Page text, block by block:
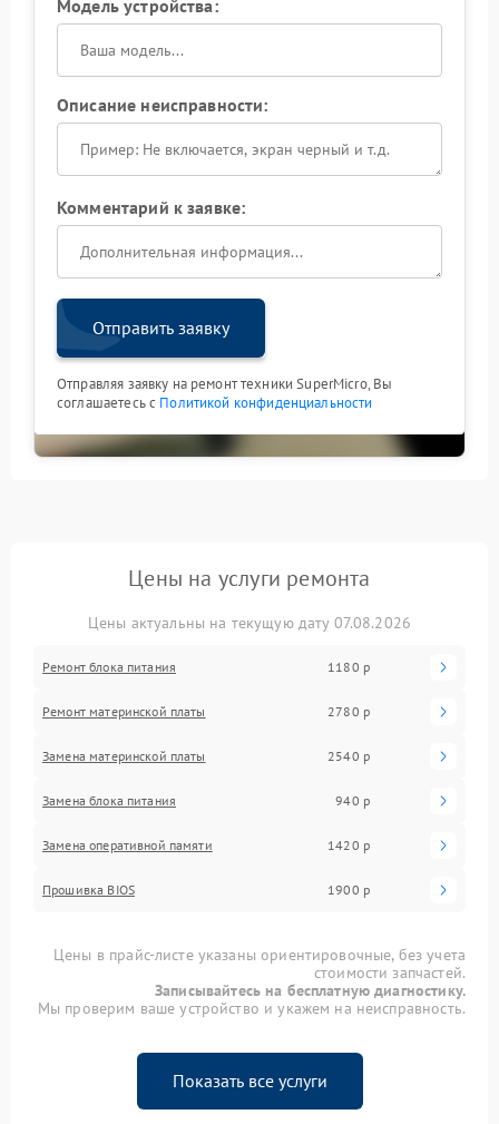
Модель устройства:
Описание неисправности:
Комментарий к заявке:
Отправить заявку
Отправляя заявку на ремонт техники SuperMicro, Вы
соглашаетесь с Политикой конфиденциальности
Цены на услуги ремонта
Цены актуальны на текущую дату 07.08.2026
Ремонт блока питания 1180 р
Ремонт материнской платы 2780 р
Замена материнской платы 2540 р
Замена блока питания 940 р
Замена оперативной памяти 1420 р
Прошивка BIOS 1900 р
Цены в прайс-листе указаны ориентировочные, без учета
стоимости запчастей.
Записывайтесь на бесплатную диагностику.
Мы проверим ваше устройство и укажем на неисправность.
Показать все услуги